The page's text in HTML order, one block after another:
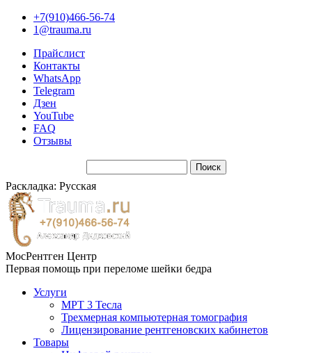
+7(910)466-56-74
1@trauma.ru
Прайслист
Контакты
WhatsApp
Telegram
Дзен
YouTube
FAQ
Отзывы
Раскладка: Русская
МосРентген Центр
Первая помощь при переломе шейки бедра
Услуги
МРТ 3 Тесла
Трехмерная компьютерная томография
Лицензирование рентгеновских кабинетов
Товары